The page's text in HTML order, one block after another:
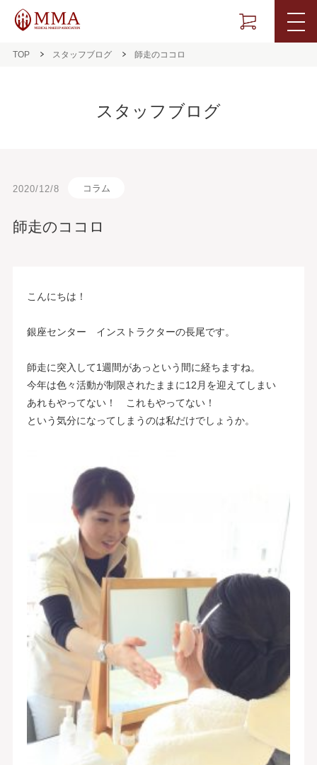
TOP スタッフブログ 師走のココロ
スタッフブログ
2020/12/8 コラム
師走のココロ
こんにちは！
銀座センター インストラクターの長尾です。
師走に突入して1週間があっという間に経ちますね。
今年は色々活動が制限されたままに12月を迎えてしまい
あれもやってない！ これもやってない！
という気分になってしまうのは私だけでしょうか。